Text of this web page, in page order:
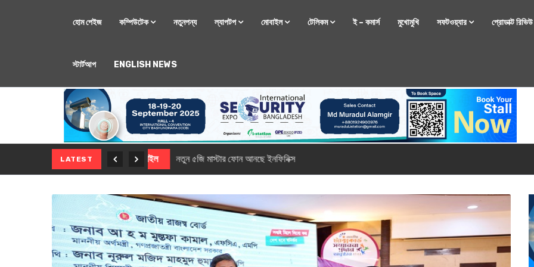
হোম পেইজ কম্পিউটেক নতুনপন্য ল্যাপটপ মোবাইল টেলিকম ই – কমার্স মুখোমুখি সফটওয়্যার প্রোডাক্ট রিভিউ
স্টার্টআপ ENGLISH NEWS
LATEST মোবাইল নতুন সি-সিরিজ স্মার্টফোন নিয়ে আসছে রিয়েলমি